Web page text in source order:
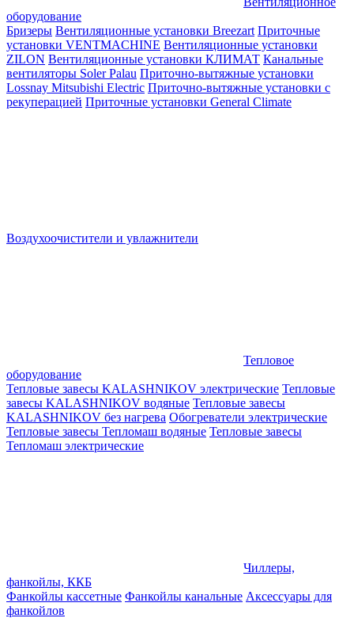
оборудование
Бризеры Вентиляционные установки Breezart Приточные
установки VENTMACHINE Вентиляционные установки
ZILON Вентиляционные установки КЛИМАТ Канальные
вентиляторы Soler Palau Приточно-вытяжные установки
Lossnay Mitsubishi Electric Приточно-вытяжные установки с
рекуперацией Приточные установки General Climate
Воздухоочистители и увлажнители
Тепловое
оборудование
Тепловые завесы KALASHNIKOV электрические Тепловые
завесы KALASHNIKOV водяные Тепловые завесы
KALASHNIKOV без нагрева Обогреватели электрические
Тепловые завесы Тепломаш водяные Тепловые завесы
Тепломаш электрические
Чиллеры,
фанкойлы, ККБ
Фанкойлы кассетные Фанкойлы канальные Аксессуары для
фанкойлов